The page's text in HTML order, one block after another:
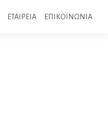
ΕΤΑΙΡΕΙΑ ΕΠΙΚΟΙΝΩΝΙΑ